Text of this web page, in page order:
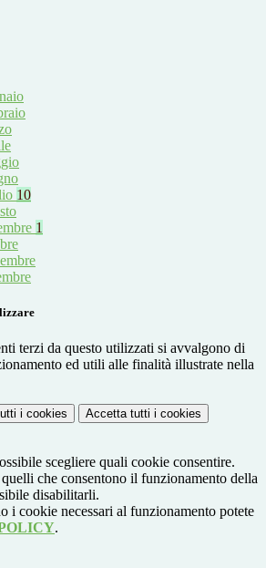
10
1
terzi da questo utilizzati si avvalgono di
ed utili alle finalità illustrate nella
i cookies Accetta tutti i cookies
scegliere quali cookie consentire.
che consentono il funzionamento della
disabilitarli.
i cookie necessari al funzionamento potete
.